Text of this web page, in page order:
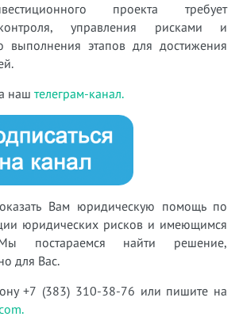
проекта требует
управления рисками и
выполнения этапов для достижения
наш телеграм-канал.
Вам юридическую помощь по
юридических рисков и имеющимся
постараемся найти решение,
для Вас.
+7 (383) 310-38-76 или пишите на